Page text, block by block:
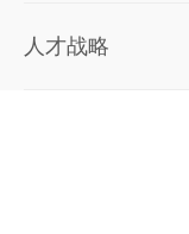
人才战略